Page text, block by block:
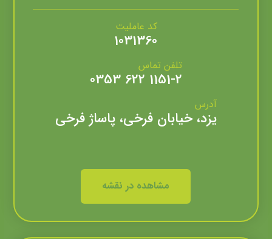
کد عاملیت
1031360
تلفن تماس
1151-2 622 0353
آدرس
یزد، خیابان فرخی، پاساژ فرخی
مشاهده در نقشه